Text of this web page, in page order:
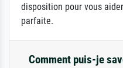
disposition pour vous
parfaite.
Comment puis-je